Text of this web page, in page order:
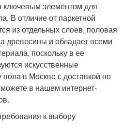
ключевым элементом для
В отличие от паркетной
из отдельных слоев, половая
древесины и обладает всеми
поскольку в ее
искусственные
в Москве с доставкой по
в нашем интернет-
к выбору